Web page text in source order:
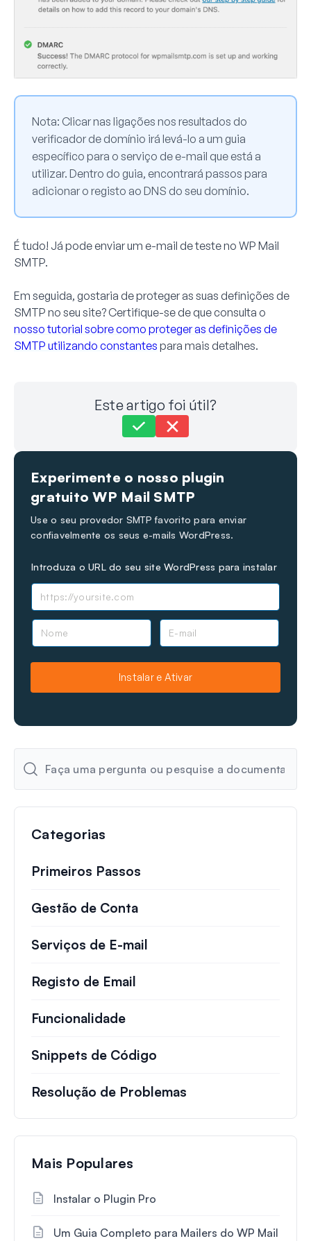
Nota: Clicar nas ligações nos resultados do
verificador de domínio irá levá-lo a um guia
específico para o serviço de e-mail que está a
utilizar. Dentro do guia, encontrará passos para
adicionar o registo ao DNS do seu domínio.
É tudo! Já pode enviar um e-mail de teste no WP Mail
SMTP.
Em seguida, gostaria de proteger as suas definições de
SMTP no seu site? Certifique-se de que consulta o
nosso tutorial sobre como proteger as definições de
SMTP utilizando constantes para mais detalhes.
Este artigo foi útil?
Ainda preso?
Última atualização em 30 de novembro de 2023
Experimente o nosso plugin
gratuito WP Mail SMTP
Use o seu provedor SMTP favorito para enviar
confiavelmente os seus e-mails WordPress.
Introduza o URL do seu site WordPress para instalar
N
E
Instalar e Ativar
Categorias
Primeiros Passos
Gestão de Conta
Serviços de E-mail
Registo de Email
Funcionalidade
Snippets de Código
Resolução de Problemas
Mais Populares
Instalar o Plugin Pro
Um Guia Completo para Mailers do WP Mail